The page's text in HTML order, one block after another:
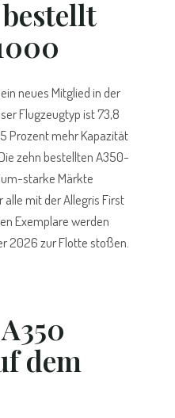
neues Mitglied in der
Flugzeugtyp ist 73,8
Prozent mehr Kapazität
zehn bestellten A350-
starke Märkte
mit der Allegris First
Exemplare werden
2026 zur Flotte stoßen.
dem